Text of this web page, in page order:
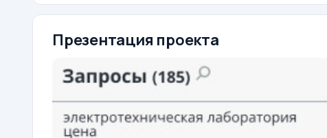
Презентация проекта